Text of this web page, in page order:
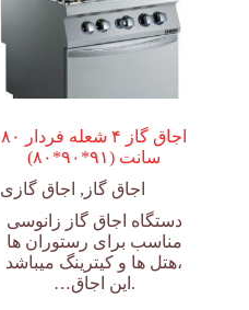
اجاق گاز ۴ شعله فردار ۸۰
سانت (۹۱*۹۰*۸۰)
اجاق گاز , اجاق گازی
دستگاه اجاق گاز زانوسی
مناسب برای رستوران ها
،هتل ها و کیترینگ میباشد
.این اجاق…